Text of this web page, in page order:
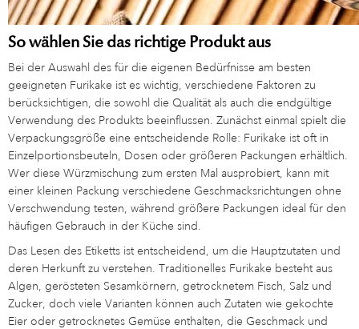
So wählen Sie das richtige Produkt aus
Bei der Auswahl des für die eigenen Bedürfnisse am besten
geeigneten Furikake ist es wichtig, verschiedene Faktoren zu
berücksichtigen, die sowohl die Qualität als auch die endgültige
Verwendung des Produkts beeinflussen. Zunächst einmal spielt die
Verpackungsgröße eine entscheidende Rolle: Furikake ist oft in
Einzelportionsbeuteln, Dosen oder größeren Packungen erhältlich.
Wer diese Würzmischung zum ersten Mal ausprobiert, kann mit
einer kleinen Packung verschiedene Geschmacksrichtungen ohne
Verschwendung testen, während größere Packungen ideal für den
häufigen Gebrauch in der Küche sind.
Das Lesen des Etiketts ist entscheidend, um die Hauptzutaten und
deren Herkunft zu verstehen. Traditionelles Furikake besteht aus
Algen, gerösteten Sesamkörnern, getrocknetem Fisch, Salz und
Zucker, doch viele Varianten können auch Zutaten wie gekochte
Eier oder getrocknetes Gemüse enthalten, die Geschmack und